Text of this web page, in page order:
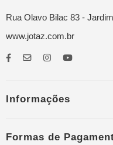
Rua Olavo Bilac 83 -
www.jotaz.com.br
Informações
Formas de